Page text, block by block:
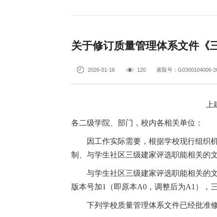
关于修订质量管理体系文件《
2026-01-16 120 索取号：G0300104006-
各二级学院、部门，校内各相关单位：
因工作实际需要，根据学校现行组织
制、与学生社区三级建家评选职能相关的
与学生社区三级建家评选职能相关的
版本号加1（即原本A0，调整后为A1），
下列学校质量管理体系文件已经批准